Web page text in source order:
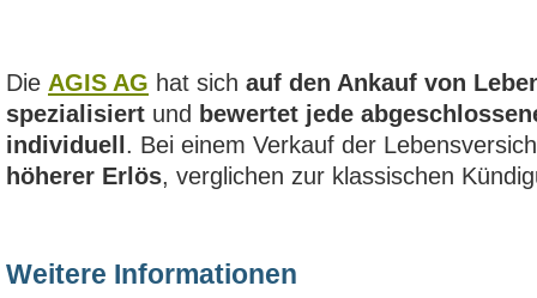
Die AGIS AG hat sich auf den Ankauf von
spezialisiert und bewertet jede
individuell . Bei einem Verkauf der
höherer Erlös, verglichen zur klassischen
Weitere Informationen